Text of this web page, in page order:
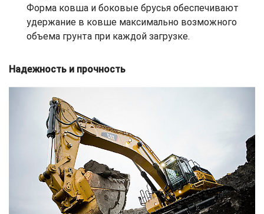
Форма ковша и боковые брусья обеспечивают
удержание в ковше максимально возможного
объема грунта при каждой загрузке.
Надежность и прочность